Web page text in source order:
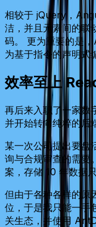
相较于 jQuery，
洁，并且元素间的联
码。 更为重要的是
为基于指令的声明式
效率至上
再后来入职了一家数
并开始转向纯粹的后
某一次公司提出要盘
询与合规审查的需要
案，存储 10 年数据
但由于各种各样的原
位，于是我只能一手
关生态，并使用